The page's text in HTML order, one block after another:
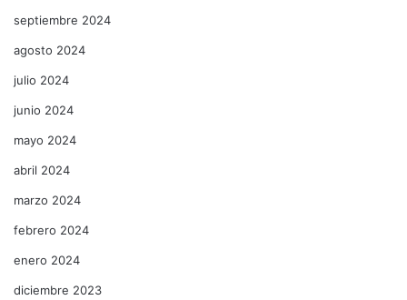
septiembre 2024
agosto 2024
julio 2024
junio 2024
mayo 2024
abril 2024
marzo 2024
febrero 2024
enero 2024
diciembre 2023